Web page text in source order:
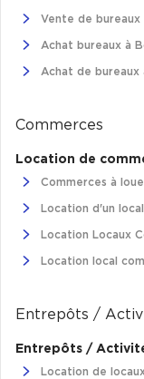
Plateaux opérés
Plateaux opérés à
Plateaux opérés à
Plateaux opérés à
Guide & Conseils
Vente de bureaux
Achat bureaux à
Achat de bureaux
Commerces
Location de
Commerces à
Location d'un
Location Locaux
Location local
Entrepôts /
Entrepôts /
Location de